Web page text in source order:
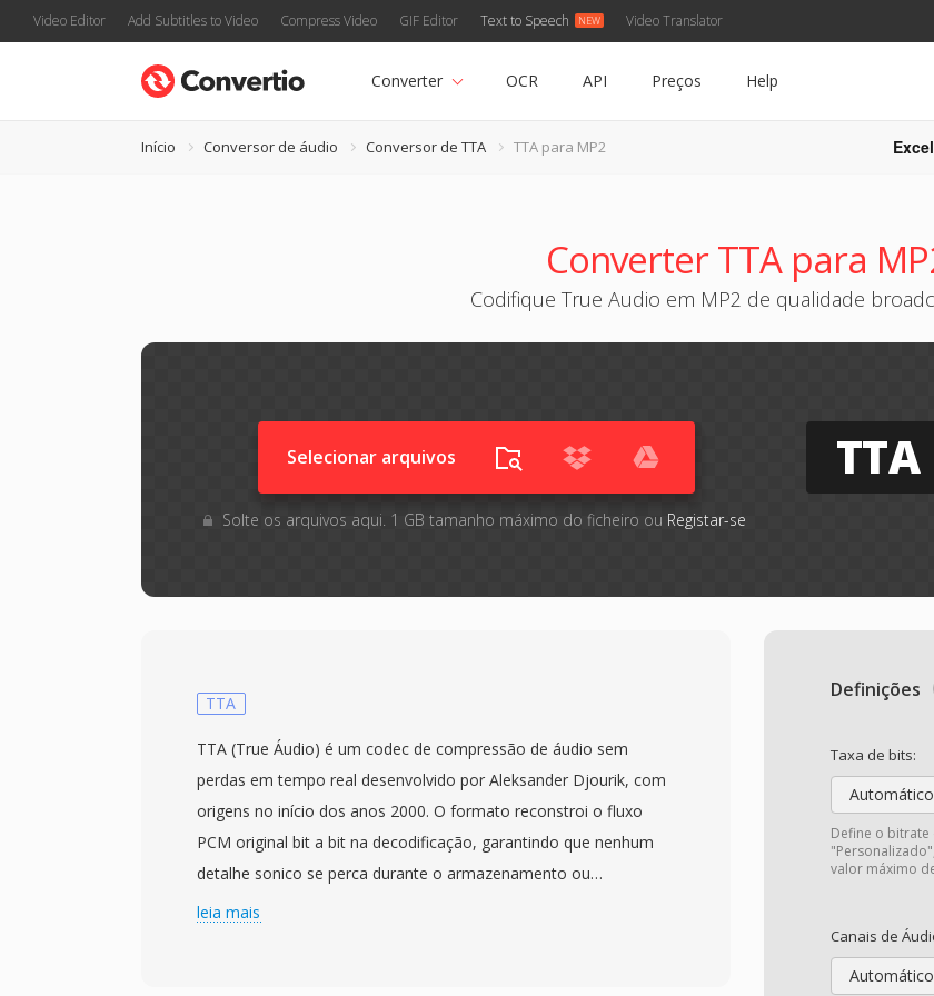
Video Editor Add Subtitles to Video Compress Video GIF Editor Text to Speech Video Translator
Converter OCR API Preços Help
Início Conversor de áudio Conversor de TTA TTA para MP2
Converter TTA para
Codifique True Audio em MP2 de qualidade
Selecionar arquivos
Solte os arquivos aqui. 1 GB tamanho máximo do ficheiro ou Registar-se
TTA
Definições
Taxa de bits:
Automático
Define o bitrate
valor máximo
Canais de
TTA
TTA (True Áudio) é um codec de compressão de áudio sem
perdas em tempo real desenvolvido por Aleksander Djourik, com
origens no início dos anos 2000. O formato reconstroi o fluxo
PCM original bit a bit na decodificação, garantindo que nenhum
detalhe sonico se perca durante o armazenamento ou
transferência. O TTA lida com áudio de qualidade de CD padrão,
leia mais